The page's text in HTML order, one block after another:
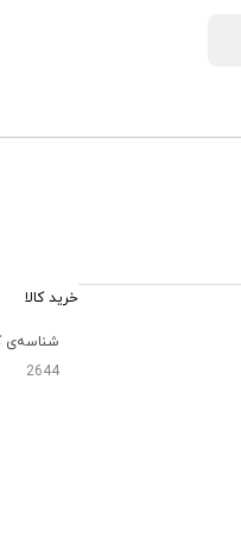
خرید کالا
شناسه‌ی
2644